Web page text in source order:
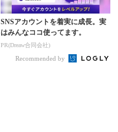
SNSアカウントを着実に成長。実
はみんなココ使ってます。
PR(Dreaw合同会社)
Recommended by